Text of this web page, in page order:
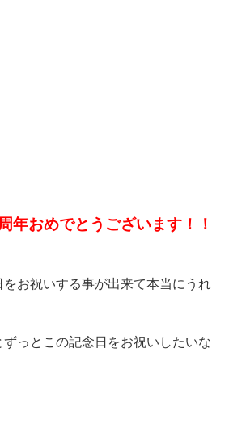
年おめでとうございます！！
お祝いする事が出来て本当にうれ
っとこの記念日をお祝いしたいな